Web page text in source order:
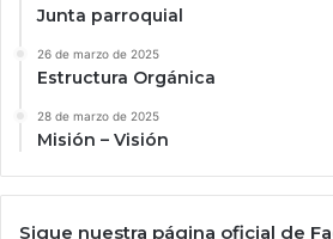
Junta parroquial
26 de marzo de 2025
Estructura Orgánica
28 de marzo de 2025
Misión – Visión
Sigue nuestra página oficial de